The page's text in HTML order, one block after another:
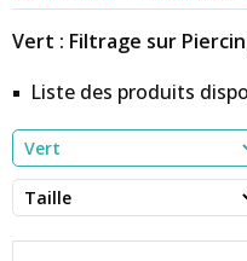
Vert : Filtrage sur
Liste des produits